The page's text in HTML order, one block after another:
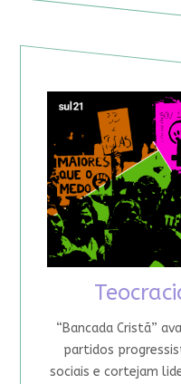
“Bancada Cristã”
partidos
sociais e cortejam